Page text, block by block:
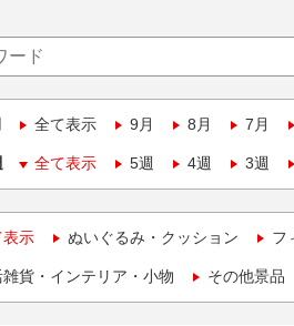
全て表示 9月 8月 7月
全て表示 5週 4週 3週
表示 ぬいぐるみ・クッション フ
貨・インテリア・小物 その他景品